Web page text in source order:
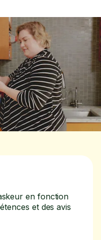
en fonction
et des avis